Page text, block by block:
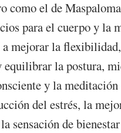
como el de
para el cuerpo y la
mejorar la
la postura,
y la meditación
del estrés, la
sensación de